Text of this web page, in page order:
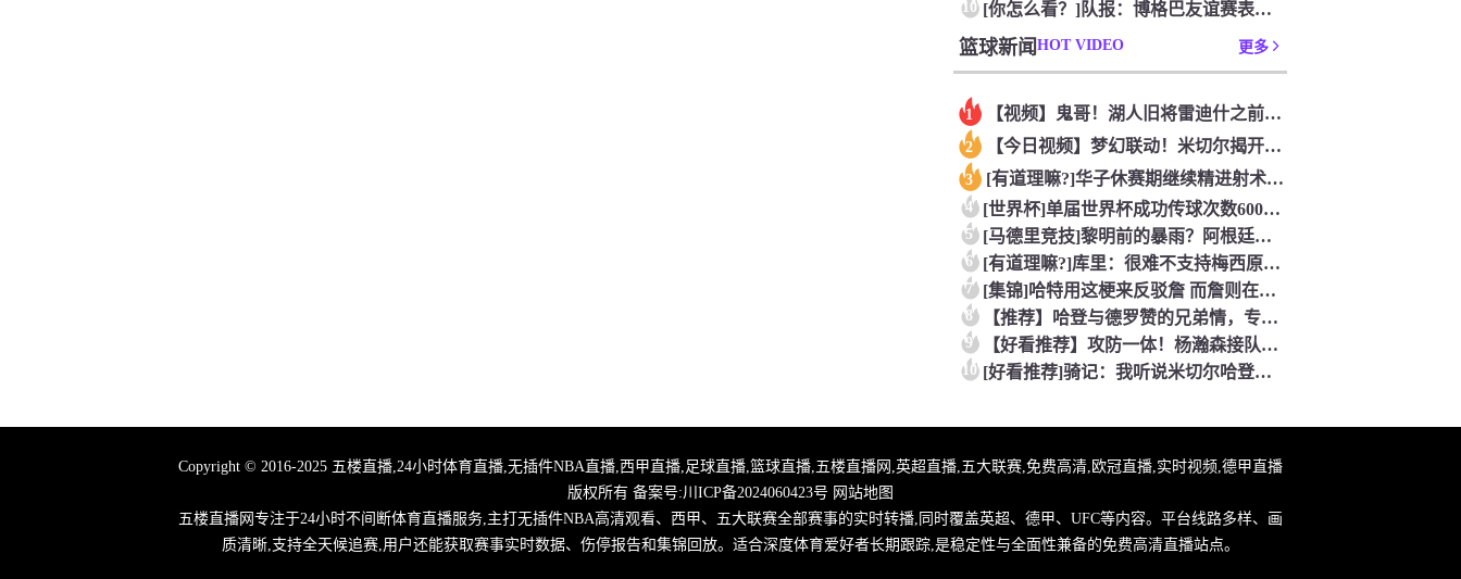
10 [你怎么看？]队报：博格巴友谊赛表现不错 戈洛文可能加盟沙特
篮球新闻 HOT VIDEO 更多
1 【视频】鬼哥！湖人旧将雷迪什之前在立陶宛联赛大杀四方
2 【今日视频】梦幻联动！米切尔揭开安东内利的名字贴纸！
3 [有道理嘛?]华子休赛期继续精进射术！5个点位接球三分全部命
4 [世界杯]单届世界杯成功传球次数600+球员：罗德里本届75
5 [马德里竞技]黎明前的暴雨？阿根廷世界杯决赛前最后一堂训练课
6 [有道理嘛?]库里：很难不支持梅西原来库里也是梅西球迷！
7 [集锦]哈特用这梗来反驳詹 而詹则在开玩笑地强调0比3和1比
8 【推荐】哈登与德罗赞的兄弟情，专属硬汉的温情
9 【好看推荐】攻防一体！杨瀚森接队友传球双手大力灌篮&防守端再
10 [好看推荐]骑记：我听说米切尔哈登和詹姆斯保持联系 但招募不
Copyright © 2016-2025 五楼直播,24小时体育直播,无插件NBA直播,西甲直播,足球直播,篮球直播,五楼直播网,英超直播,五大联赛,免费高清,欧冠直播,实时视频,德甲直播
版权所有 备案号:川ICP备2024060423号 网站地图
五楼直播网专注于24小时不间断体育直播服务,主打无插件NBA高清观看、西甲、五大联赛全部赛事的实时转播,同时覆盖英超、德甲、UFC等内容。平台线路多样、画
质清晰,支持全天候追赛,用户还能获取赛事实时数据、伤停报告和集锦回放。适合深度体育爱好者长期跟踪,是稳定性与全面性兼备的免费高清直播站点。